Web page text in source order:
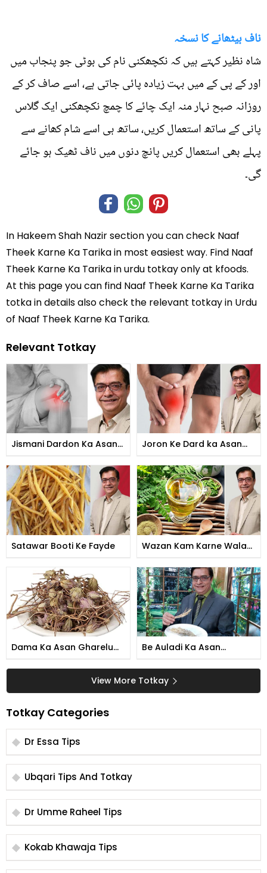
ناف بیٹھانے کا نسخہ
شاہ نظیر کہتے ہیں کہ نکچھکنی نام کی بوٹی جو پنجاب میں
اور کے پی کے میں بہت زیادہ پائی جاتی ہے، اسے صاف کر کے
روزانہ صبح نہار منہ ایک چائے کا چمچ نکچھکنی ایک گلاس
پانی کے ساتھ استعمال کریں، ساتھ ہی اسے شام کھانے سے
پہلے بھی استعمال کریں پانچ دنوں میں ناف ٹھیک ہو جائے
گی۔
In Hakeem Shah Nazirsection you can check Naaf
Theek Karne Ka Tarikain most easiest way. Find Naaf
Theek Karne Ka Tarika inurdu totkayonly at kfoods.
At this page you can find Naaf Theek Karne Ka Tarika
totka in details also check the relevant totkay in Urdu
of Naaf Theek Karne Ka Tarika.
Relevant Totkay
Jismani Dardon Ka Asan
Joron Ke Dard ka Asan
Satawar Booti Ke Fayde
Wazan Kam Karne Wala
Dama Ka Asan Gharelu
Be Auladi Ka Asan
View More Totkay
Totkay Categories
Dr Essa Tips
Ubqari Tips And Totkay
Dr Umme Raheel Tips
Kokab Khawaja Tips